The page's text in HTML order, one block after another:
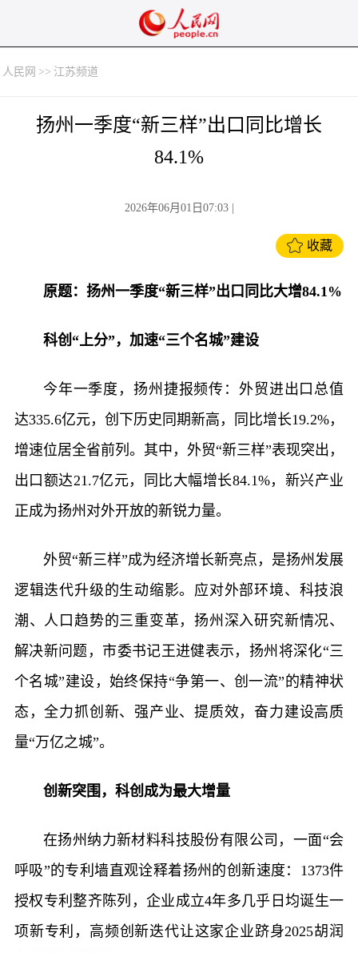
人民网 >> 江苏频道
扬州一季度“新三样”出口同比增长
84.1%
2026年06月01日07:03|
收藏
原题：扬州一季度“新三样”出口同比大增84.1%
科创“上分”，加速“三个名城”建设
今年一季度，扬州捷报频传：外贸进出口总值
达335.6亿元，创下历史同期新高，同比增长19.2%，
增速位居全省前列。其中，外贸“新三样”表现突出，
出口额达21.7亿元，同比大幅增长84.1%，新兴产业
正成为扬州对外开放的新锐力量。
外贸“新三样”成为经济增长新亮点，是扬州发展
逻辑迭代升级的生动缩影。应对外部环境、科技浪
潮、人口趋势的三重变革，扬州深入研究新情况、
解决新问题，市委书记王进健表示，扬州将深化“三
个名城”建设，始终保持“争第一、创一流”的精神状
态，全力抓创新、强产业、提质效，奋力建设高质
量“万亿之城”。
创新突围，科创成为最大增量
在扬州纳力新材料科技股份有限公司，一面“会
呼吸”的专利墙直观诠释着扬州的创新速度：1373件
授权专利整齐陈列，企业成立4年多几乎日均诞生一
项新专利，高频创新迭代让这家企业跻身2025胡润